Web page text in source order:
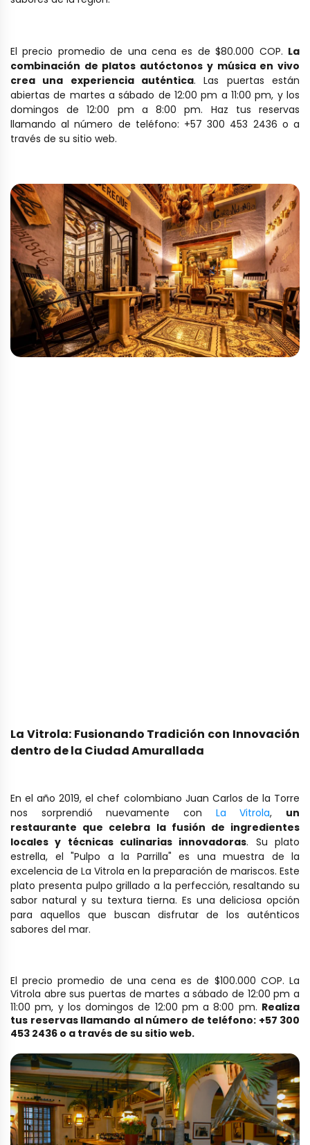
El precio promedio de una cena es de $80.000 COP. La
combinación de platos autóctonos y música en vivo
crea una experiencia auténtica. Las puertas están
abiertas de martes a sábado de 12:00 pm a 11:00 pm, y los
domingos de 12:00 pm a 8:00 pm. Haz tus reservas
llamando al número de teléfono: +57 300 453 2436 o a
través de su sitio web.
La Vitrola: Fusionando Tradición con Innovación
dentro de la Ciudad Amurallada
En el año 2019, el chef colombiano Juan Carlos de la Torre
nos sorprendió nuevamente con La Vitrola, un
restaurante que celebra la fusión de ingredientes
locales y técnicas culinarias innovadoras. Su plato
estrella, el "Pulpo a la Parrilla" es una muestra de la
excelencia de La Vitrola en la preparación de mariscos. Este
plato presenta pulpo grillado a la perfección, resaltando su
sabor natural y su textura tierna. Es una deliciosa opción
para aquellos que buscan disfrutar de los auténticos
sabores del mar.
El precio promedio de una cena es de $100.000 COP. La
Vitrola abre sus puertas de martes a sábado de 12:00 pm a
11:00 pm, y los domingos de 12:00 pm a 8:00 pm. Realiza
tus reservas llamando al número de teléfono: +57 300
453 2436 o a través de su sitio web.